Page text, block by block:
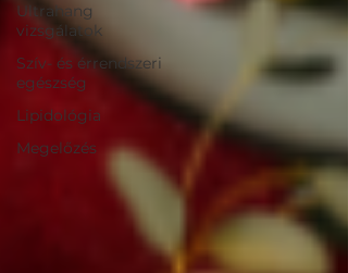
Ultrahang
vizsgálatok
Szív- és érrendszeri
egészség
Lipidológia
Megelőzés